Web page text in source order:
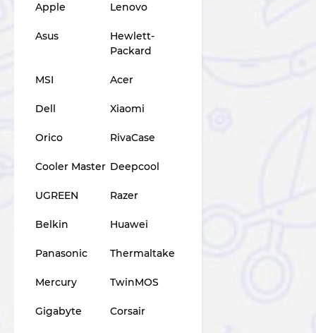
Apple Lenovo
Asus
Hewlett-
Packard
MSI Acer
Dell Xiaomi
Orico RivaCase
Cooler Master Deepcool
UGREEN Razer
Belkin Huawei
Panasonic Thermaltake
Mercury TwinMOS
Gigabyte Corsair